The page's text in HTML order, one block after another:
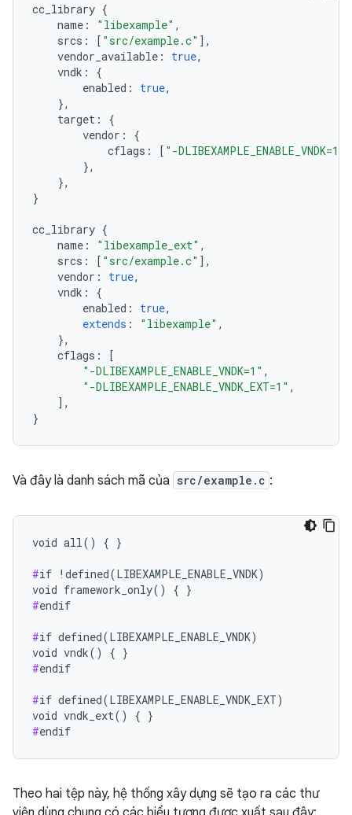
cc_library {
name : "libexample" ,
srcs : [ "src/example.c" ],
vendor_available : true,
vndk :
{
enabled : true,
},
target :
{
vendor :
{
cflags : [ "-DLIBEXAMPLE_ENABLE_VNDK=1"
},
},
}
cc_library {
name : "libexample_ext" ,
srcs : [ "src/example.c" ],
vendor : true,
vndk :
{
enabled : true,
extends : "libexample" ,
},
cflags :
[
"-DLIBEXAMPLE_ENABLE_VNDK=1" ,
"-DLIBEXAMPLE_ENABLE_VNDK_EXT=1" ,
],
}
Và đây là danh sách mã của src/example.c :
void all() { }
#if !defined(LIBEXAMPLE_ENABLE_VNDK)
#endif
#if defined(LIBEXAMPLE_ENABLE_VNDK)
#endif
#if defined(LIBEXAMPLE_ENABLE_VNDK_EXT)
#endif
Theo hai tệp này, hệ thống xây dựng sẽ tạo ra các thư